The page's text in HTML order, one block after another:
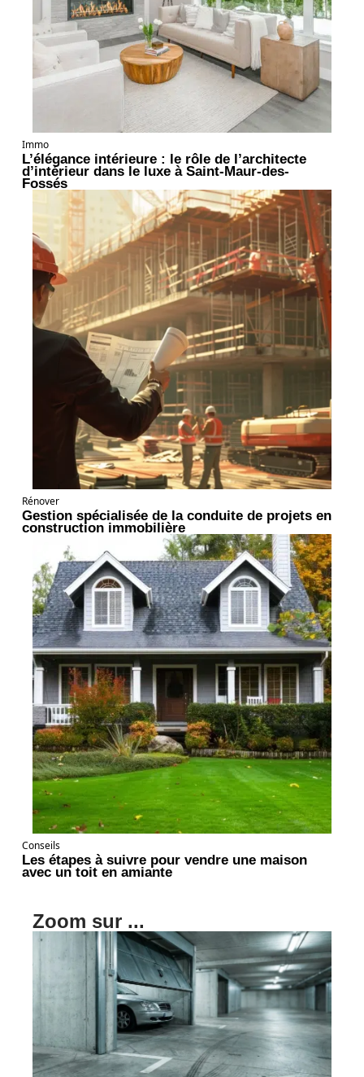
Immo
L’élégance intérieure : le rôle de l’architecte
d’intérieur dans le luxe à Saint-Maur-des-
Fossés
Rénover
Gestion spécialisée de la conduite de projets en
construction immobilière
Conseils
Les étapes à suivre pour vendre une maison
avec un toit en amiante
Zoom sur ...